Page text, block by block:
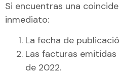
Si encuentras una
inmediato:
La fecha de
Las facturas
de 2022.